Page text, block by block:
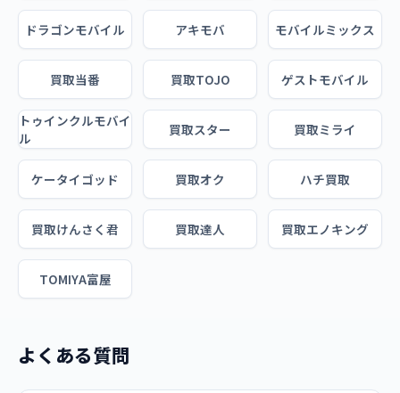
ドラゴンモバイル アキモバ モバイルミックス
買取当番 買取TOJO ゲストモバイル
トゥインクルモバイ
ル
買取スター 買取ミライ
ケータイゴッド 買取オク ハチ買取
買取けんさく君 買取達人 買取エノキング
TOMIYA富屋
よくある質問